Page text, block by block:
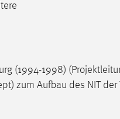
(1994-1998)
zum Aufbau des NIT der